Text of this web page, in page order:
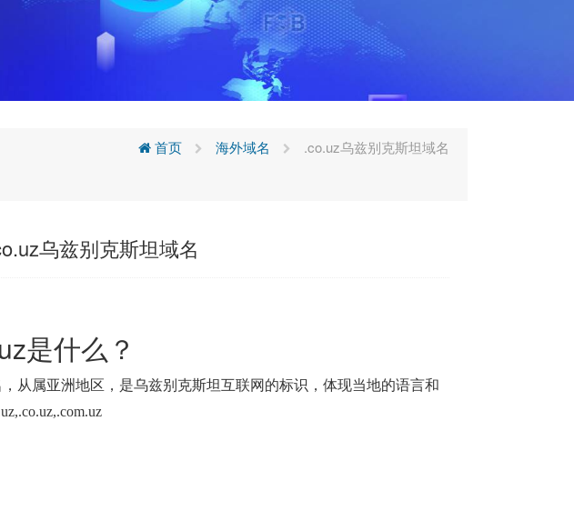
首页 海外域名 .co.uz乌兹别克斯坦域名
乌兹别克斯坦域名
是什么？
从属亚洲地区，是乌兹别克斯坦互联网的标识，体现当地的语言和